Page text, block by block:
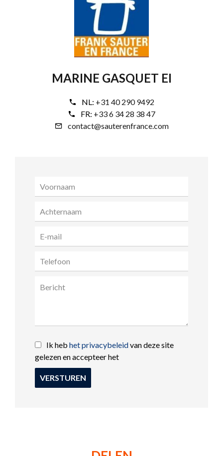
MARINE GASQUET EI
NL: +31 40 290 9492
FR: +33 6 34 28 38 47
contact@sauterenfrance.com
Ik heb het privacybeleidvan deze site
gelezen en accepteer het
VERSTUREN